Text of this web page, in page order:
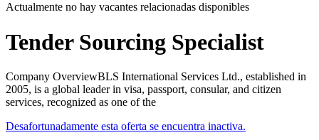
Actualmente no hay vacantes relacionadas disponibles
Tender Sourcing Specialist
Company OverviewBLS International Services Ltd., established in
2005, is a global leader in visa, passport, consular, and citizen
services, recognized as one of the
Desafortunadamente esta oferta se encuentra inactiva.